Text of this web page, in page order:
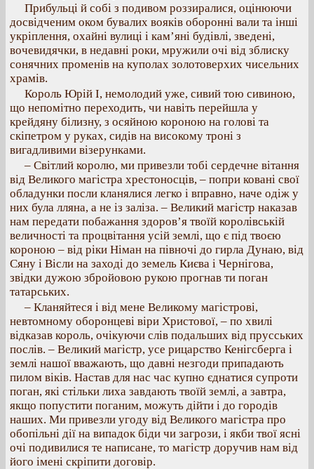
Прибульці й собі з подивом роззиралися, оцінюючи
досвідченим оком бувалих вояків оборонні вали та інші
укріплення, охайні вулиці і кам’яні будівлі, зведені,
вочевидячки, в недавні роки, мружили очі від зблиску
сонячних променів на куполах золотоверхих чисельних
храмів.
Король Юрій І, немолодий уже, сивий тою сивиною,
що непомітно переходить, чи навіть перейшла у
крейдяну білизну, з осяйною короною на голові та
скіпетром у руках, сидів на високому троні з
вигадливими візерунками.
– Світлий королю, ми привезли тобі сердечне вітання
від Великого магістра хрестоносців, – попри ковані свої
обладунки посли кланялися легко і вправно, наче одіж у
них була лляна, а не із заліза. – Великий магістр наказав
нам передати побажання здоров’я твоїй королівській
величності та процвітання усій землі, що є під твоєю
короною – від ріки Німан на півночі до гирла Дунаю, від
Сяну і Вісли на заході до земель Києва і Чернігова,
звідки дужою збройовою рукою прогнав ти поган
татарських.
– Кланяйтеся і від мене Великому магістрові,
невтомному оборонцеві віри Христової, – по хвилі
відказав король, очікуючи слів подальших від прусських
послів. – Великий магістр, усе рицарство Кенігсберга і
землі нашої вважають, що давні незгоди припадають
пилом віків. Настав для нас час купно єднатися супроти
поган, які стільки лиха завдають твоїй землі, а завтра,
якщо попустити поганим, можуть дійти і до городів
наших. Ми привезли угоду від Великого магістра про
обопільні дії на випадок біди чи загрози, і якби твої ясні
очі подивилися те написане, то магістр доручив нам від
його імені скріпити договір.